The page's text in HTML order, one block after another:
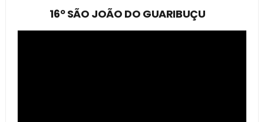
16º SÃO JOÃO DO GUARIBUÇU